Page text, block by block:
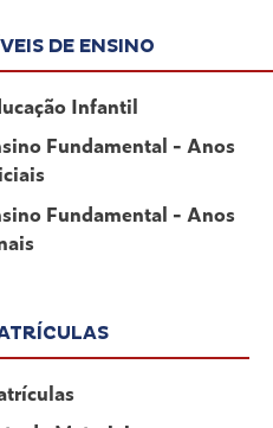
DE ENSINO
Infantil
Fundamental - Anos
Fundamental - Anos